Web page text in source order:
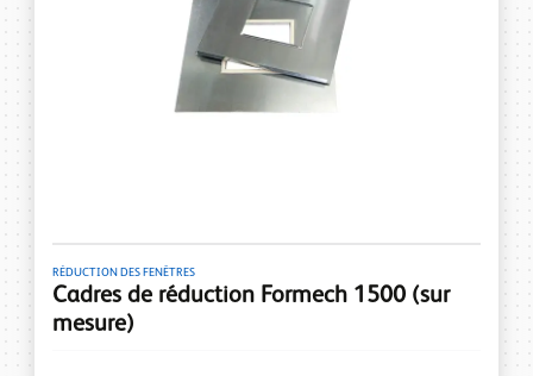
RÉDUCTION DES FENÊTRES
Cadres de réduction Formech 1500 (sur
mesure)